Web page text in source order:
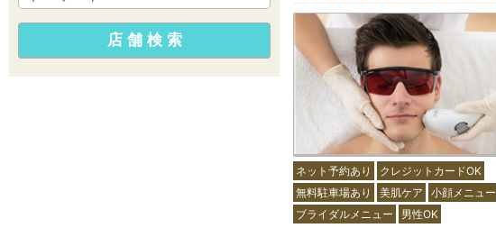
ネット予約あり
クレジットカードOK
無料駐車場あり
美肌ケア
小顔メニュー
ブライダルメニュー
男性OK